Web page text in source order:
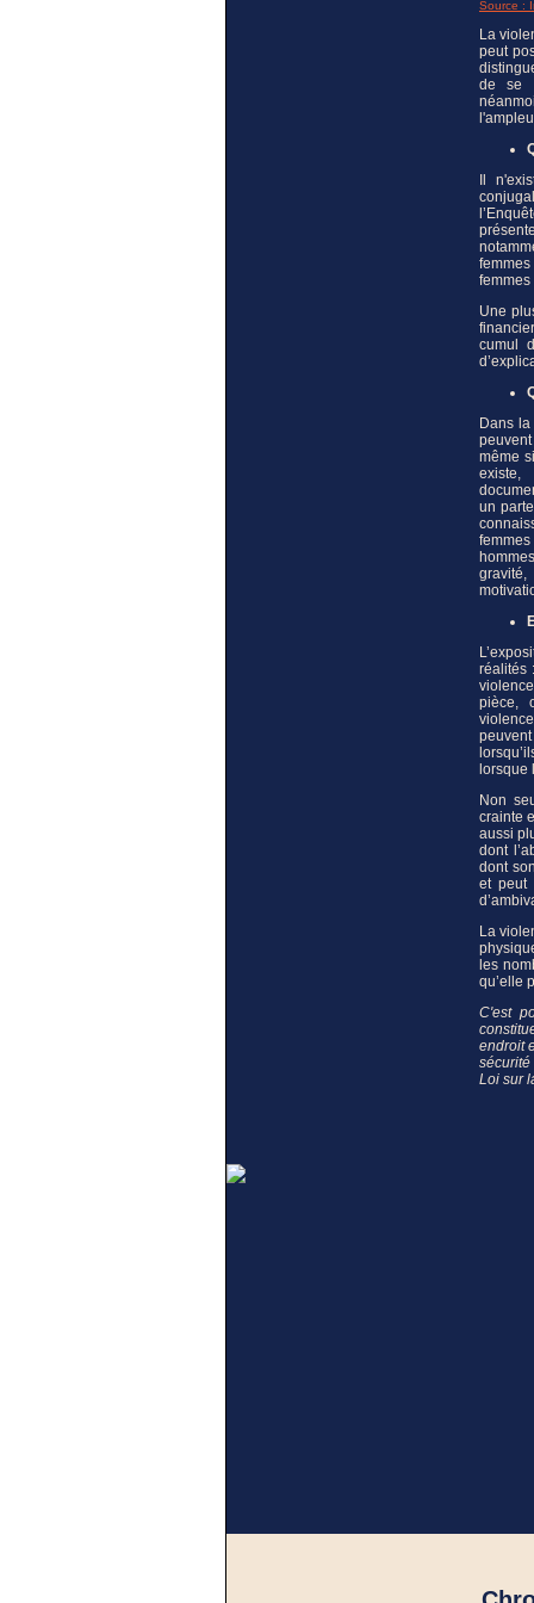
Source :
La
peut
de se
Il
l’
Une
cumul
Dans
même
existe,
un
gravité,
réalités
pièce,
lorsque
Non
crainte
aussi
dont
dont
et peut
La
les
qu’elle
C'est
endroit
Loi sur